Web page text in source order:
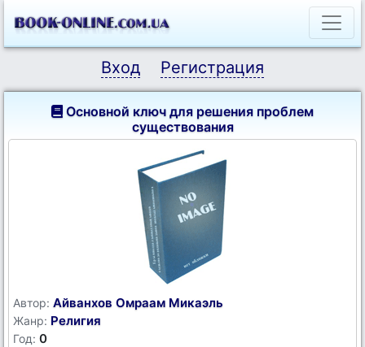
Вход Регистрация
Основной ключ для решения проблем
существования
Автор: Айванхов Омраам Микаэль
Жанр: Религия
Год: 0